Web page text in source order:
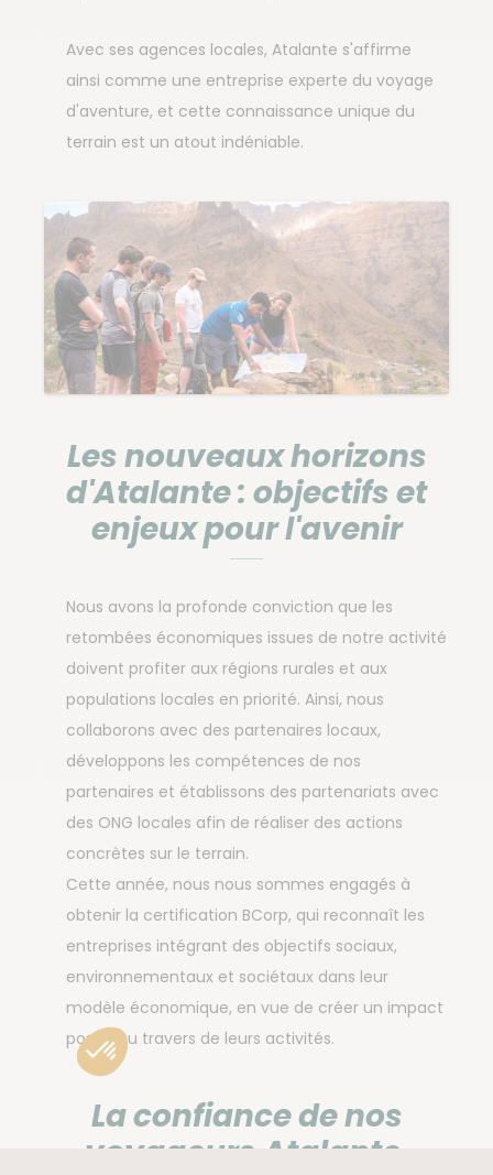
Avec ses agences locales, Atalante s'affirme
ainsi comme une entreprise experte du voyage
d'aventure, et cette connaissance unique du
terrain est un atout indéniable.
Les nouveaux horizons
d'Atalante : objectifs et
enjeux pour l'avenir
Nous avons la profonde conviction que les
retombées économiques issues de notre activité
doivent profiter aux régions rurales et aux
populations locales en priorité. Ainsi, nous
collaborons avec des partenaires locaux,
développons les compétences de nos
partenaires et établissons des partenariats avec
des ONG locales afin de réaliser des actions
concrètes sur le terrain.
Cette année, nous nous sommes engagés à
obtenir la certification BCorp, qui reconnaît les
entreprises intégrant des objectifs sociaux,
environnementaux et sociétaux dans leur
modèle économique, en vue de créer un impact
positif au travers de leurs activités.
La confiance de nos
voyageurs Atalante,